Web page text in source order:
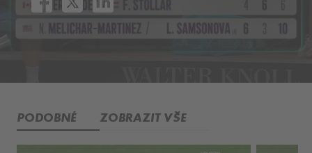
PODOBNÉ ZOBRAZIT VŠE